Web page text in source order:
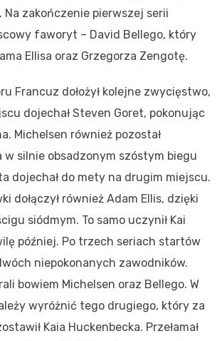
zakończenie pierwszej serii
faworyt – David Bellego, który
Ellisa oraz Grzegorza Zengotę.
Francuz dołożył kolejne zwycięstwo,
dojechał Steven Goret, pokonując
Michelsen również pozostał
w silnie obsadzonym szóstym biegu
dojechał do mety na drugim miejscu.
dołączył również Adam Ellis, dzięki
siódmym. To samo uczynił Kai
później. Po trzech seriach startów
niepokonanych zawodników.
bowiem Michelsen oraz Bellego. W
wyróżnić tego drugiego, który za
Kaia Huckenbecka. Przełamał